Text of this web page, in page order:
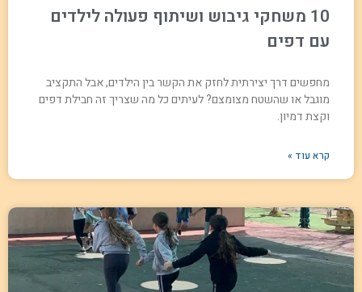
10 משחקי גיבוש ושיתוף פעולה לילדים
עם דפים
מחפשים דרך יצירתית לחזק את הקשר בין הילדים, אבל התקציב
מוגבל או שהשטח מצומצם? לעיתים כל מה שצריך זה חבילת דפים
וקצת דמיון.
קרא עוד »